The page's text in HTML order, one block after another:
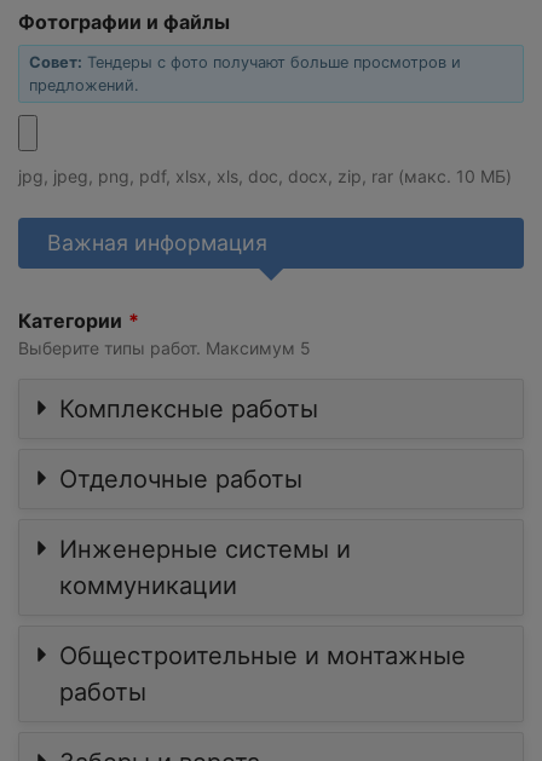
Фотографии и файлы
Совет: Тендеры с фото получают больше просмотров и
предложений.
jpg, jpeg, png, pdf, xlsx, xls, doc, docx, zip, rar (макс. 10 МБ)
Важная информация
Категории
Выберите типы работ. Максимум 5
Комплексные работы
Отделочные работы
Инженерные системы и
коммуникации
Общестроительные и монтажные
работы